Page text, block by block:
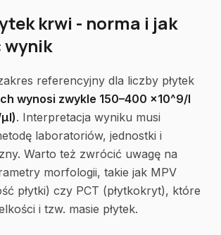
krwi - norma i jak
referencyjny dla liczby płytek
wynosi zwykle 150–400 ×10^9/l
. Interpretacja wyniku musi
laboratoriów, jednostki i
Warto też zwrócić uwagę na
morfologii, takie jak MPV
płytki) czy PCT (płytkokryt), które
i tzw. masie płytek.